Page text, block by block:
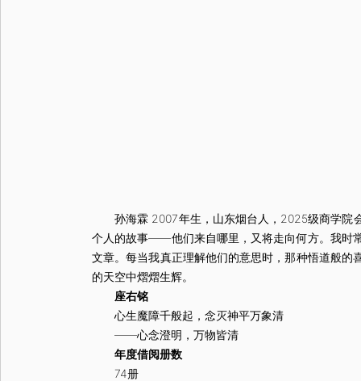
孙海霖 2007年生，山东烟台人，2025级商学院会
个人的故事——他们来自哪里，又将走向何方。我时
文章。每当我真正理解他们的意思时，那种悟道般
的天空中熠熠生辉。
座右铭
心生魔障千般起，念灭神平万象清
——心念澄明，万物皆清
年度借阅册数
74册